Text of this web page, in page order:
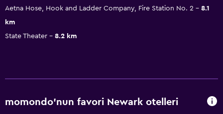
Aetna Hose, Hook and Ladder Company, Fire Station No. 2
8.1
km
State Theater
8.2 km
momondo'nun favori Newark otelleri